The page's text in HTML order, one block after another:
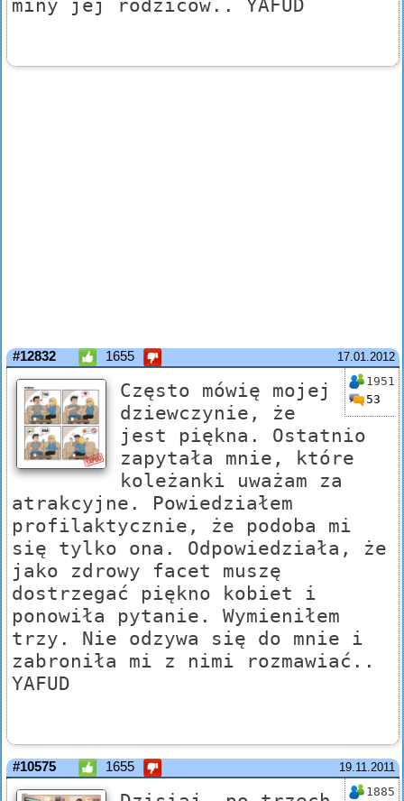
miny jej rodziców.. YAFUD
17.01.2012
#12832 1655
1951
53
Często mówię mojej
dziewczynie, że
jest piękna. Ostatnio
zapytała mnie, które
koleżanki uważam za
atrakcyjne. Powiedziałem
profilaktycznie, że podoba mi
się tylko ona. Odpowiedziała, że
jako zdrowy facet muszę
dostrzegać piękno kobiet i
ponowiła pytanie. Wymieniłem
trzy. Nie odzywa się do mnie i
zabroniła mi z nimi rozmawiać..
YAFUD
19.11.2011
#10575 1655
1885